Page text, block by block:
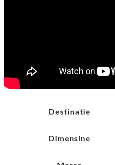
Destinatie
Dimensine